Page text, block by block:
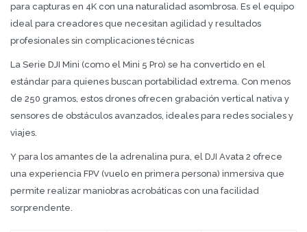
para capturas en 4K con una naturalidad asombrosa. Es el equipo
ideal para creadores que necesitan agilidad y resultados
profesionales sin complicaciones técnicas
La Serie DJI Mini (como el Mini 5 Pro) se ha convertido en el
estándar para quienes buscan portabilidad extrema. Con menos
de 250 gramos, estos drones ofrecen grabación vertical nativa y
sensores de obstáculos avanzados, ideales para redes sociales y
viajes.
Y para los amantes de la adrenalina pura, el DJI Avata 2 ofrece
una experiencia FPV (vuelo en primera persona) inmersiva que
permite realizar maniobras acrobáticas con una facilidad
sorprendente.